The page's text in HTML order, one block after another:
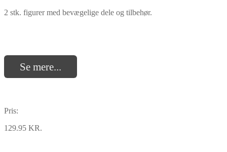
2 stk. figurer med bevægelige dele og tilbehør.
Se mere...
Pris:
129.95 KR.